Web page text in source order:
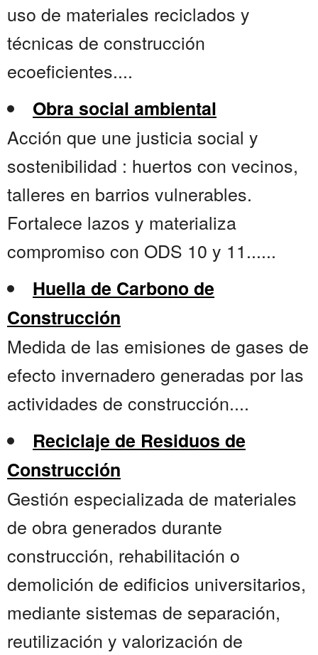
uso de materiales reciclados y
técnicas de construcción
ecoeficientes....
Obra social ambiental
Acción que une justicia social y
sostenibilidad : huertos con vecinos,
talleres en barrios vulnerables.
Fortalece lazos y materializa
compromiso con ODS 10 y 11......
Huella de Carbono de
Construcción
Medida de las emisiones de gases de
efecto invernadero generadas por las
actividades de construcción....
Reciclaje de Residuos de
Construcción
Gestión especializada de materiales
de obra generados durante
construcción, rehabilitación o
demolición de edificios universitarios,
mediante sistemas de separación,
reutilización y valorización de